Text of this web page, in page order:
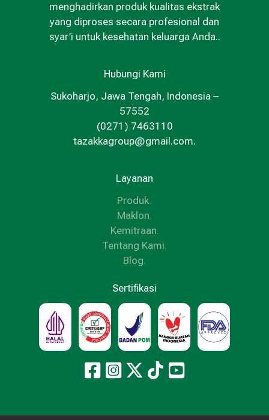
menghadirkan produk kualitas ekstrak
yang diproses secara profesional dan
syar’i untuk kesehatan keluarga Anda..
Hubungi Kami
Sukoharjo, Jawa Tengah, Indonesia –
57552
(0271) 7463110
tazakkagroup@gmail.com.
Layanan
Produk.
Maklon.
Kemitraan.
Tentang Kami.
Blog.
Sertifikasi